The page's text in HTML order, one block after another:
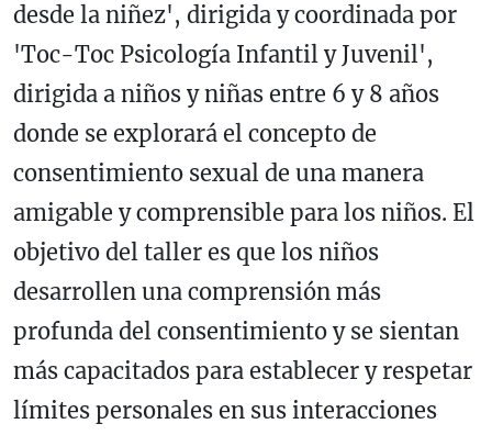
desde la niñez', dirigida y coordinada por
'Toc-Toc Psicología Infantil y Juvenil',
dirigida a niños y niñas entre 6 y 8 años
donde se explorará el concepto de
consentimiento sexual de una manera
amigable y comprensible para los niños. El
objetivo del taller es que los niños
desarrollen una comprensión más
profunda del consentimiento y se sientan
más capacitados para establecer y respetar
límites personales en sus interacciones